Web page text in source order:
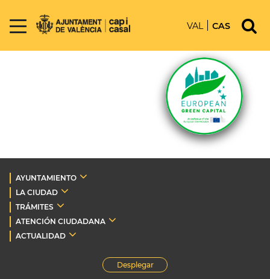
VAL CAS
AYUNTAMIENTO
LA CIUDAD
TRÁMITES
ATENCIÓN CIUDADANA
ACTUALIDAD
Desplegar